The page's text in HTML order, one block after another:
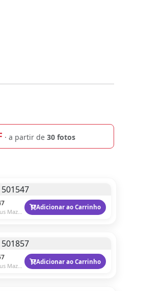
· a partir de 30 fotos
Adicionar ao Carrinho
Adicionar ao Carrinho